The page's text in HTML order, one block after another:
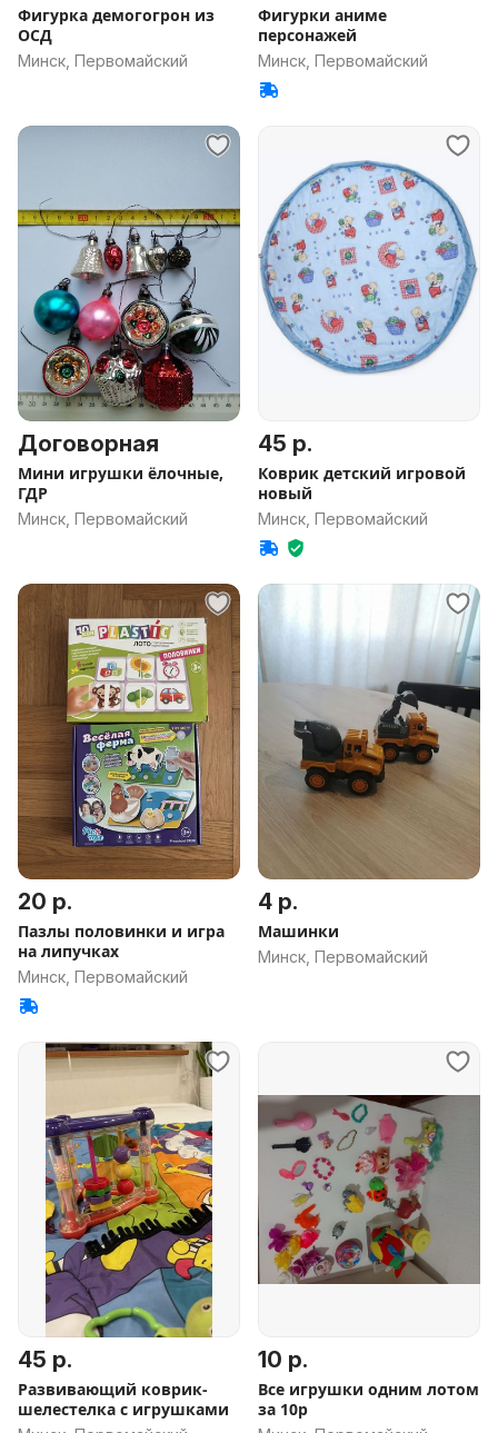
Фигурка демогогрон из
ОСД
Минск, Первомайский
Фигурки аниме
персонажей
Минск, Первомайский
Договорная
Мини игрушки ёлочные,
ГДР
Минск, Первомайский
45 р.
Коврик детский игровой
новый
Минск, Первомайский
20 р.
Пазлы половинки и игра
на липучках
Минск, Первомайский
4 р.
Машинки
Минск, Первомайский
45 р.
Развивающий коврик-
шелестелка с игрушками
10 р.
Все игрушки одним лотом
за 10р